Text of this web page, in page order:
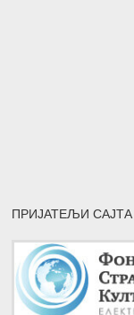
ПРИЈАТЕЉИ САЈТА